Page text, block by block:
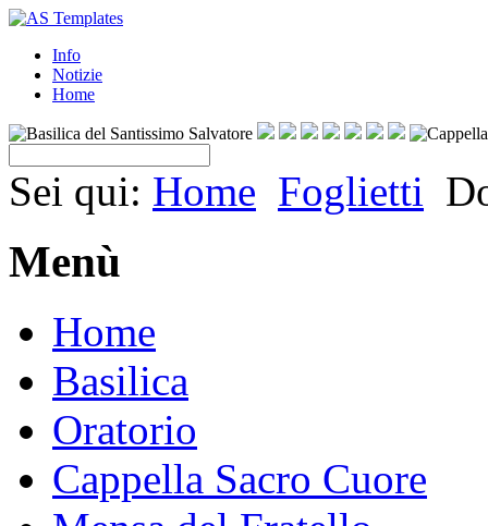
Info
Notizie
Home
Sei qui: Home Foglietti
Menù
Home
Basilica
Oratorio
Cappella Sacro Cuore